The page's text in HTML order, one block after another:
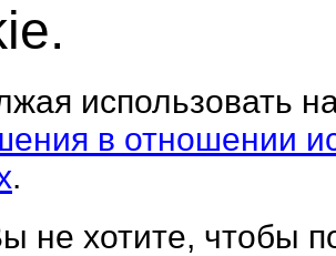
использовать
в отношении
.
не хотите, чтобы